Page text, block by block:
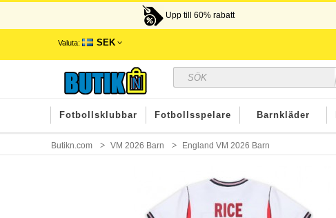
Upp till 60% rabatt
Valuta: SEK
Fotbollsklubbar Fotbollsspelare Barnkläder
Butikn.com VM 2026 Barn England VM 2026 Barn